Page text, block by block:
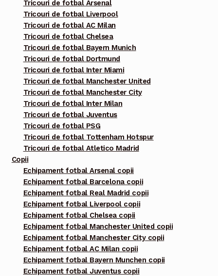
Tricouri de fotbal Arsenal
Tricouri de fotbal Liverpool
Tricouri de fotbal AC Milan
Tricouri de fotbal Chelsea
Tricouri de fotbal Bayern Munich
Tricouri de fotbal Dortmund
Tricouri de fotbal Inter Miami
Tricouri de fotbal Manchester United
Tricouri de fotbal Manchester City
Tricouri de fotbal Inter Milan
Tricouri de fotbal Juventus
Tricouri de fotbal PSG
Tricouri de fotbal Tottenham Hotspur
Tricouri de fotbal Atletico Madrid
Copii
Echipament fotbal Arsenal copii
Echipament fotbal Barcelona copii
Echipament fotbal Real Madrid copii
Echipament fotbal Liverpool copii
Echipament fotbal Chelsea copii
Echipament fotbal Manchester United copii
Echipament fotbal Manchester City copii
Echipament fotbal AC Milan copii
Echipament fotbal Bayern Munchen copii
Echipament fotbal Juventus copii